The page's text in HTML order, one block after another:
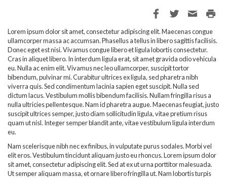
Lorem ipsum dolor sit amet, consectetur adipiscing elit. Maecenas congue
ullamcorper massa ac accumsan. Phasellus a tellus in libero sagittis facilisis.
Donec eget est nisi. Vivamus congue libero et ligula lobortis consectetur.
Cras in aliquet libero. In interdum ligula erat, sit amet gravida odio vehicula
eu. Nulla ac enim elit. Vivamus nec leo ullamcorper, suscipit tortor
bibendum, pulvinar mi. Curabitur ultrices ex ligula, sed pharetra nibh
viverra quis. Sed condimentum lacinia sapien eget suscipit. Nulla sed
dictum lacus. Vestibulum mollis bibendum facilisis. Nullam fringilla risus a
nulla ultricies pellentesque. Nam id pharetra augue. Maecenas feugiat, justo
suscipit ultrices semper, justo diam sollicitudin ligula, vitae pretium risus
quam ut nisl. Integer semper blandit ante, vitae vestibulum ligula interdum
eu.
Nam scelerisque nibh nec ex finibus, in vulputate purus sodales. Morbi vel
elit eros. Vestibulum tincidunt aliquam justo eu rhoncus. Lorem ipsum dolor
sit amet, consectetur adipiscing elit. Sed at ex ut urna porttitor malesuada.
Ut semper aliquam massa, et ornare libero fringilla ut. Nam lobortis turpis